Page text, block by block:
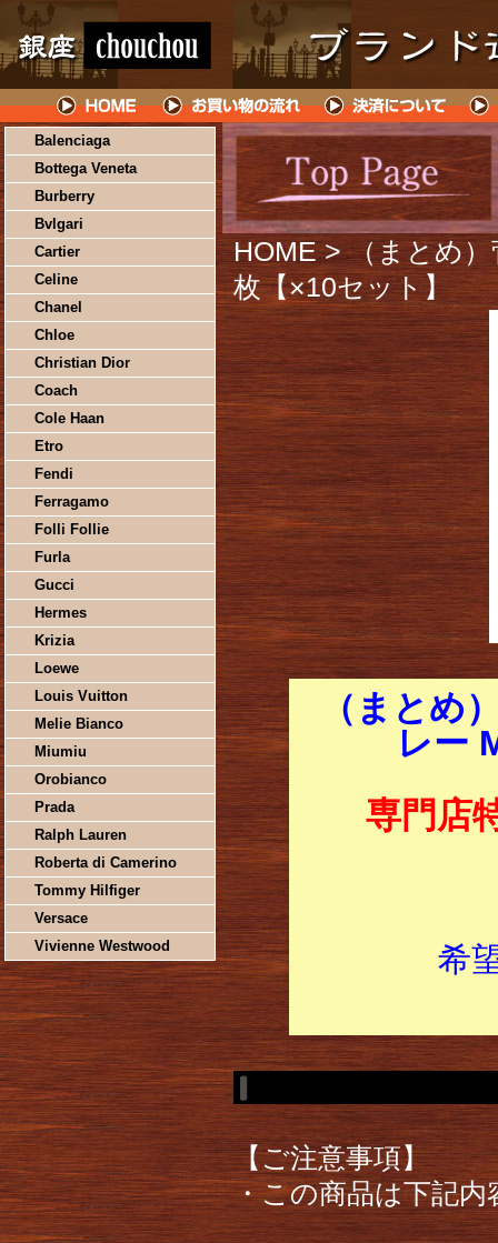
Balenciaga
Bottega Veneta
Burberry
Bvlgari
Cartier
Celine
Chanel
Chloe
Christian Dior
Coach
Cole Haan
Etro
Fendi
Ferragamo
Folli Follie
Furla
Gucci
Hermes
Krizia
Loewe
Louis Vuitton
Melie Bianco
Miumiu
Orobianco
Prada
Ralph Lauren
Roberta di Camerino
Tommy Hilfiger
Versace
Vivienne Westwood
HOME > （まとめ
枚【×10セット】
（まとめ
レー
専門店
希
【ご注意事項】
・この商品は下記